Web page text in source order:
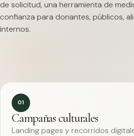
de solicitud, una herramienta de
confianza para donantes, públicos,
internos.
01
Campañas culturales
Landing pages y recorridos